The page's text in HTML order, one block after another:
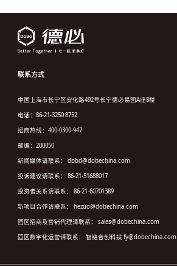
联系方式
中国上海市长宁区安化路492号长宁德必易园A座8楼
电话：86-21-3250 8752
招商热线：400-0300-947
邮编：200050
新闻媒体请联系： dbbd@dobechina.com
投诉建议请联系： 86-21-51688017
投资者关系请联系： 86-21-60701389
新项目合作请联系： hezuo@dobechina.com
园区招商及营销代理请联系： sales@dobechina.com
园区数字化运营请联系： 智链合创科技 fy@dobechina.com